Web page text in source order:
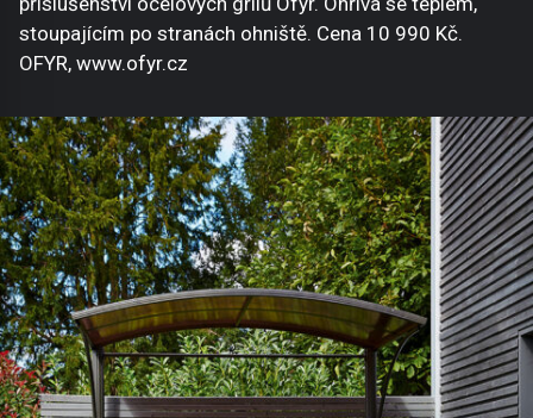
stoupajícím po stranách ohniště. Cena 10 990 Kč.
OFYR, www.ofyr.cz